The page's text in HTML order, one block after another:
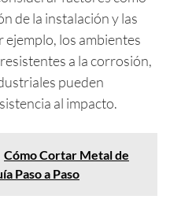
de la instalación y las
los ambientes
a la corrosión,
pueden
al impacto.
Cómo Cortar Metal de
Paso a Paso